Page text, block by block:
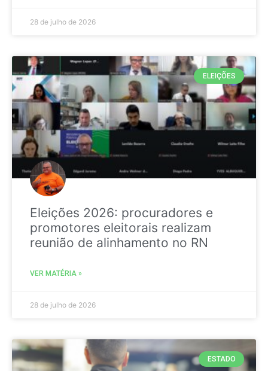
28 de julho de 2026
ELEIÇÕES
Eleições 2026: procuradores e
promotores eleitorais realizam
reunião de alinhamento no RN
VER MATÉRIA »
28 de julho de 2026
ESTADO